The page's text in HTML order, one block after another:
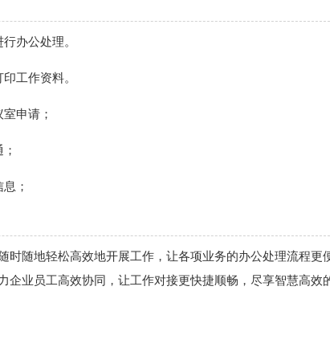
办公处理。
工作资料。
申请；
；
随地轻松高效地开展工作，让各项业务的办公处理流程更
业员工高效协同，让工作对接更快捷顺畅，尽享智慧高效